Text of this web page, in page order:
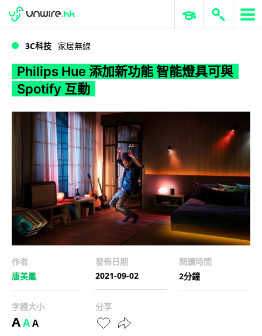
WWDC 2026 ERP 與商業 AI
3C科技 家居無線
Philips Hue 添加新功能 智能燈具可與
Spotify 互動
作者
唐美鳳
發佈日期
2021-09-02
閱讀時間
2分鐘
字體大小
AAA
分享